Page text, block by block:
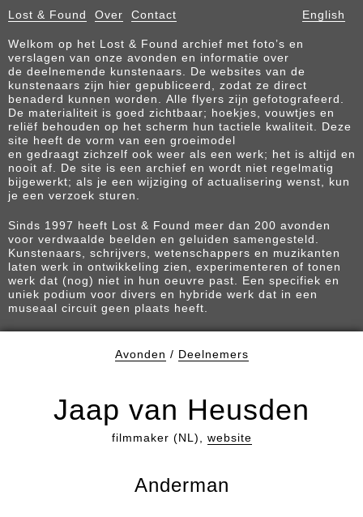
Lost & Found Over Contact English
Welkom op het Lost & Found archief met foto’s en
verslagen van onze avonden en informatie over
de deelnemende kunstenaars. De websites van de
kunstenaars zijn hier gepubliceerd, zodat ze direct
benaderd kunnen worden. Alle flyers zijn gefotografeerd.
De materialiteit is goed zichtbaar; hoekjes, vouwtjes en
reliëf behouden op het scherm hun tactiele kwaliteit. Deze
site heeft de vorm van een groeimodel
en gedraagt zichzelf ook weer als een werk; het is altijd en
nooit af. De site is een archief en wordt niet regelmatig
bijgewerkt; als je een wijziging of actualisering wenst, kun
je een verzoek sturen.
Sinds 1997 heeft Lost & Found meer dan 200 avonden
voor verdwaalde beelden en geluiden samengesteld.
Kunstenaars, schrijvers, wetenschappers en muzikanten
laten werk in ontwikkeling zien, experimenteren of tonen
werk dat (nog) niet in hun oeuvre past. Een specifiek en
uniek podium voor divers en hybride werk dat in een
museaal circuit geen plaats heeft.
Avonden / Deelnemers
Jaap van Heusden
filmmaker (NL), website
Anderman